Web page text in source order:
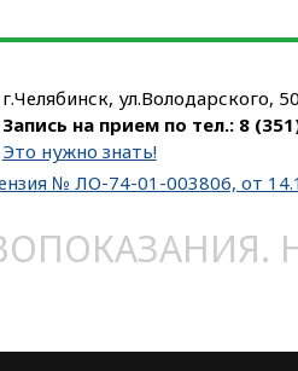
г.Челябинск, ул.Володарского,
Запись на прием по тел.: 8
Это нужно знать!
№ ЛО-74-01-003806, от